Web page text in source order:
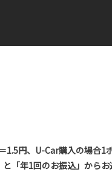
1.5円、U-Car購入の場合1
「年1回のお振込」からお